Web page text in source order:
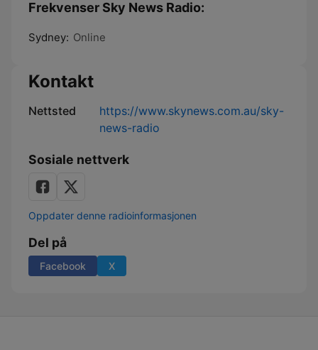
Frekvenser Sky News Radio:
Sydney: Online
Kontakt
Nettsted
https://www.skynews.com.au/sky-
news-radio
Sosiale nettverk
Oppdater denne radioinformasjonen
Del på
Facebook X